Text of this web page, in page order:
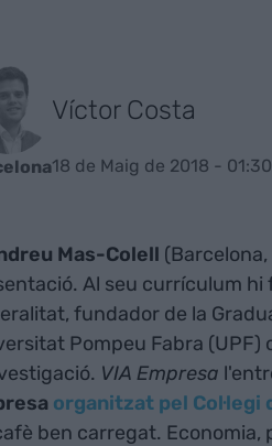
Víctor Costa
18 de Maig de 2018 - 01:30
Mas-Colell
Al seu currículum hi
fundador de la
Pompeu Fabra (UPF)
VIA Empresa
organitzat pel Col·legi
ben carregat. Economia,